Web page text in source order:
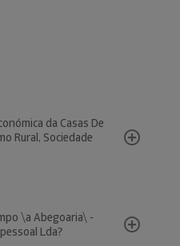
da Casas De
Rural, Sociedade
\a Abegoaria\ -
Lda?